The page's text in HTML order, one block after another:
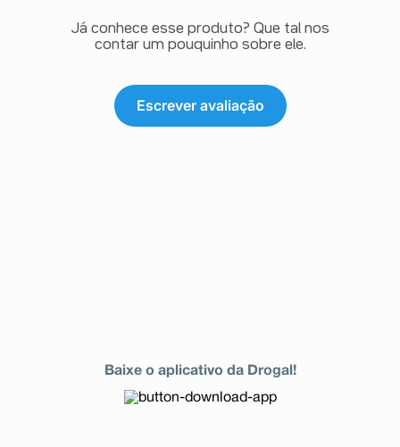
Já conhece esse produto? Que tal nos
contar um pouquinho sobre ele.
Escrever avaliação
Baixe o aplicativo da Drogal!